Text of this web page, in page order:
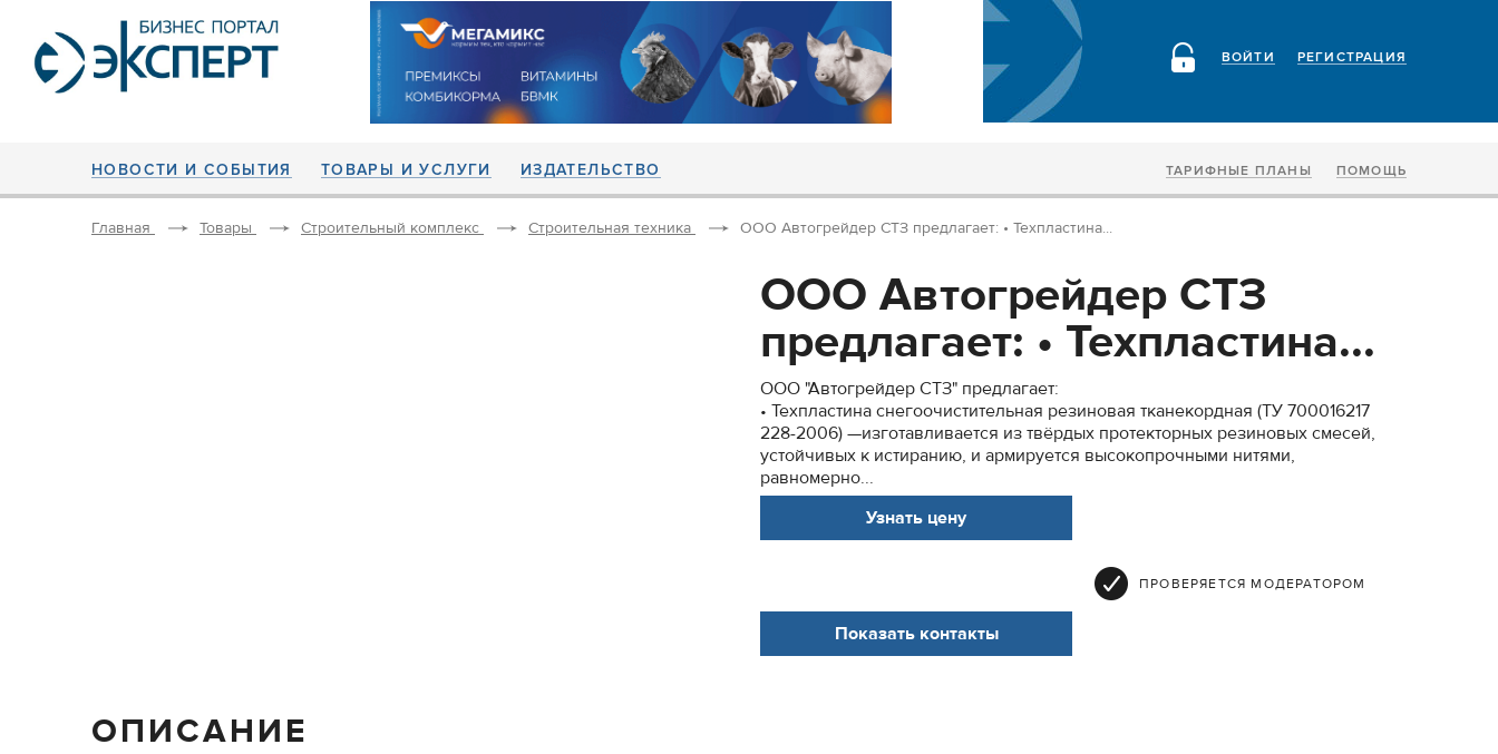
РЕГИСТРАЦИЯ
ВОЙТИ
НОВОСТИ И СОБЫТИЯ ТОВАРЫ И УСЛУГИ ИЗДАТЕЛЬСТВО ТАРИФНЫЕ ПЛАНЫ ПОМОЩЬ
Главная Товары Строительный комплекс Строительная техника ООО Автогрейдер СТЗ предлагает: • Техпластина...
ООО Автогрейдер СТЗ
предлагает: • Техпластина...
ООО "Автогрейдер СТЗ" предлагает:
• Техпластина снегоочистительная резиновая тканекордная (ТУ 700016217
228-2006) —изготавливается из твёрдых протекторных резиновых смесей,
устойчивых к истиранию, и армируется высокопрочными нитями,
равномерно...
Узнать цену
ПРОВЕРЯЕТСЯ МОДЕРАТОРОМ
Показать контакты
ОПИСАНИЕ